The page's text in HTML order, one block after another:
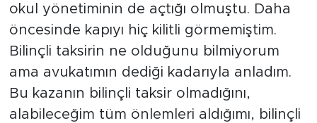
okul yönetiminin de açtığı olmuştu. Daha
öncesinde kapıyı hiç kilitli görmemiştim.
Bilinçli taksirin ne olduğunu bilmiyorum
ama avukatımın dediği kadarıyla anladım.
Bu kazanın bilinçli taksir olmadığını,
alabileceğim tüm önlemleri aldığımı, bilinçli